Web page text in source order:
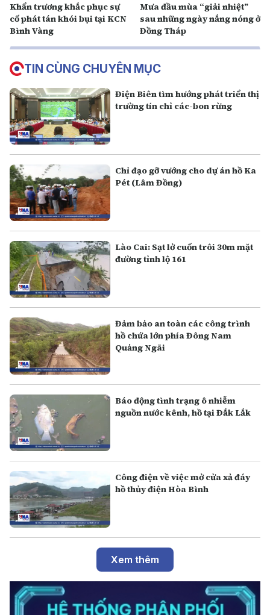
Khẩn trương khắc phục sự
cố phát tán khói bụi tại KCN
Bình Vàng
Mưa đầu mùa “giải nhiệt”
sau những ngày nắng nóng ở
Đồng Tháp
TIN CÙNG CHUYÊN MỤC
Điện Biên tìm hướng phát triển thị
trường tín chỉ các-bon rừng
Chỉ đạo gỡ vướng cho dự án hồ Ka
Pét (Lâm Đồng)
Lào Cai: Sạt lở cuốn trôi 30m mặt
đường tỉnh lộ 161
Đảm bảo an toàn các công trình
hồ chứa lớn phía Đông Nam
Quảng Ngãi
Báo động tình trạng ô nhiễm
nguồn nước kênh, hồ tại Đắk Lắk
Công điện về việc mở cửa xả đáy
hồ thủy điện Hòa Bình
Xem thêm